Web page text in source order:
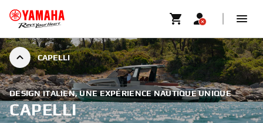
CAPELLI
DESIGN ITALIEN, UNE EXPÉRIENCE NAUTIQUE UNIQUE
CAPELLI